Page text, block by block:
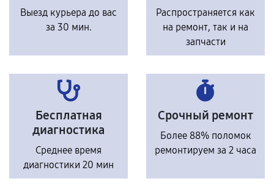
Выезд курьера до вас
за 30 мин.
Распространяется как
на ремонт, так и на
запчасти
Бесплатная
диагностика
Среднее время
диагностики 20 мин
Срочный ремонт
Более 88% поломок
ремонтируем за 2 часа